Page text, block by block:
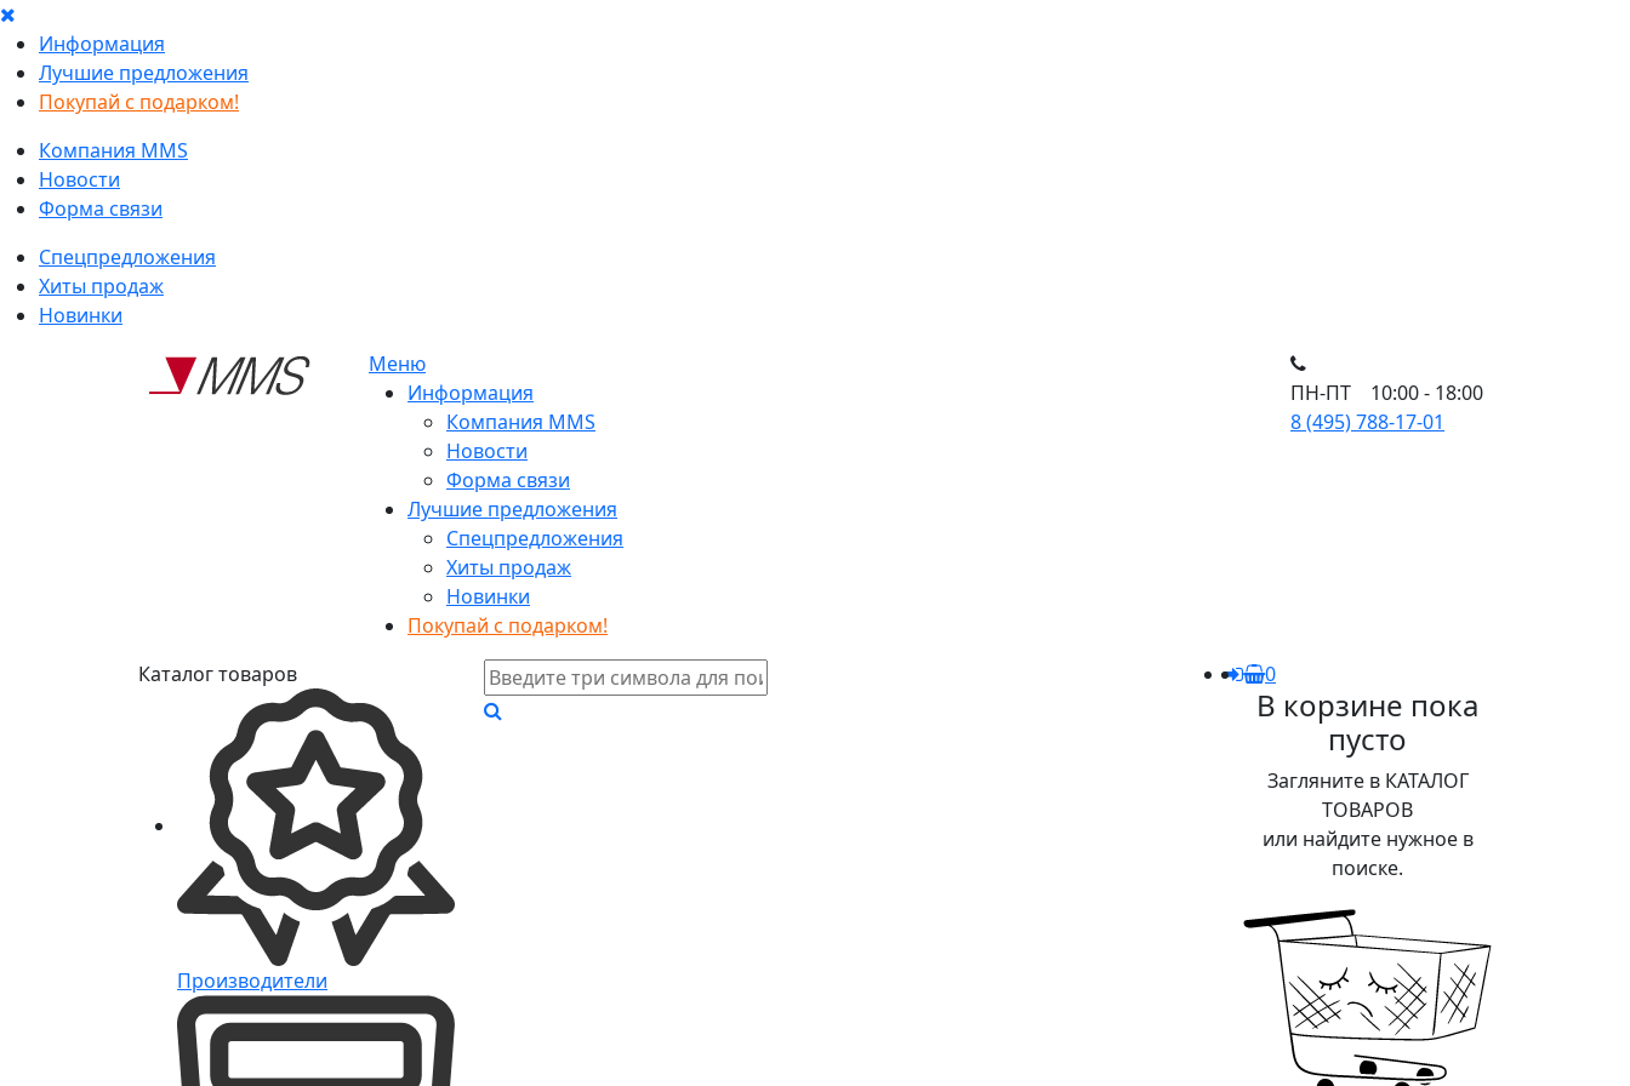
Информация
Лучшие предложения
Покупай с подарком!
Компания MMS
Новости
Форма связи
Спецпредложения
Хиты продаж
Новинки
Меню
Информация
Компания MMS
Новости
Форма связи
Лучшие предложения
Спецпредложения
Хиты продаж
Новинки
Покупай с подарком!
ПН-ПТ 10:00 - 18:00
8 (495) 788-17-01
Каталог товаров
Производители
0
В корзине пока
пусто
Загляните в КАТАЛОГ
ТОВАРОВ
или найдите нужное в
поиске.